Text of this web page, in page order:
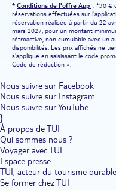
* Conditions de l'offre App : *30 €
réservations effectuées sur
réservation réalisée à partir du 22
mars 2027, pour un montant
rétroactive, non cumulable avec un
disponibilités. Les prix affichés ne
s'applique en saisissant le code
Code de réduction ».
Nous suivre sur Facebook
Nous suivre sur Instagram
Nous suivre sur YouTube
}
À propos de TUI
Qui sommes nous ?
Voyager avec TUI
Espace presse
TUI, acteur du tourisme durable
Se former chez TUI